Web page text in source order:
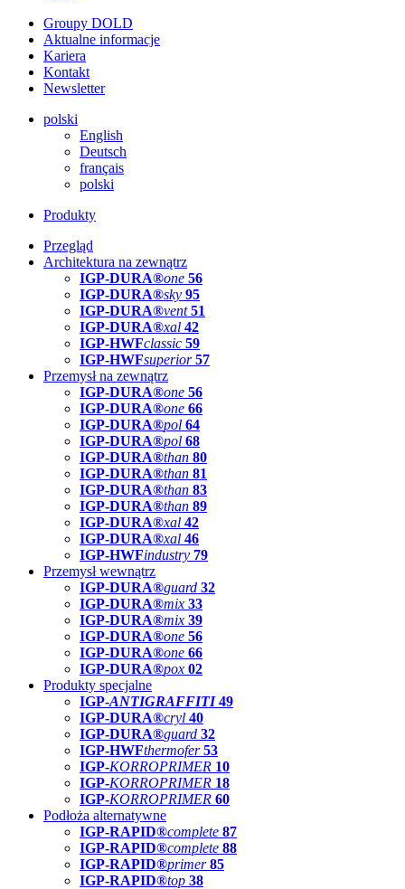
Groupy DOLD
Aktualne informacje
Kariera
Kontakt
Newsletter
polski
English
Deutsch
français
polski
Produkty
Przegląd
Architektura na zewnątrz
IGP-DURA®one 56
IGP-DURA®sky 95
IGP-DURA®vent 51
IGP-DURA®xal 42
IGP-HWFclassic 59
IGP-HWFsuperior 57
Przemysł na zewnątrz
IGP-DURA®one 56
IGP-DURA®one 66
IGP-DURA®pol 64
IGP-DURA®pol 68
IGP-DURA®than 80
IGP-DURA®than 81
IGP-DURA®than 83
IGP-DURA®than 89
IGP-DURA®xal 42
IGP-DURA®xal 46
IGP-HWFindustry 79
Przemysł wewnątrz
IGP-DURA®guard 32
IGP-DURA®mix 33
IGP-DURA®mix 39
IGP-DURA®one 56
IGP-DURA®one 66
IGP-DURA®pox 02
Produkty specjalne
IGP-ANTIGRAFFITI49
IGP-DURA®cryl 40
IGP-DURA®guard 32
IGP-HWFthermofer 53
IGP-KORROPRIMER 10
IGP-KORROPRIMER 18
IGP-KORROPRIMER 60
Podłoża alternatywne
IGP-RAPID®complete 87
IGP-RAPID®complete 88
IGP-RAPID®primer 85
IGP-RAPID®top 38